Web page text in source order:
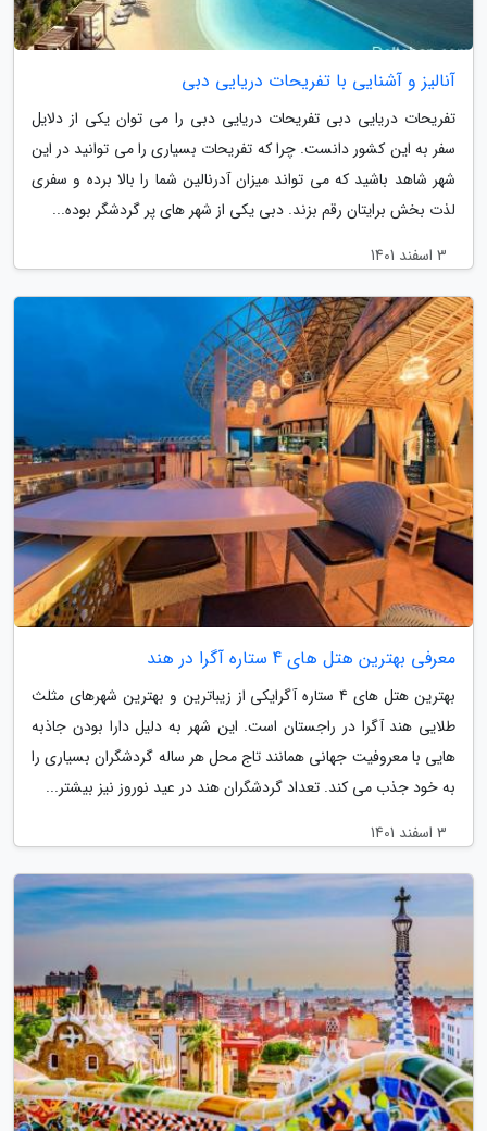
آنالیز و آشنایی با تفریحات دریایی دبی
تفریحات دریایی دبی تفریحات دریایی دبی را می توان یکی از دلایل
سفر به این کشور دانست. چرا که تفریحات بسیاری را می توانید در این
شهر شاهد باشید که می تواند میزان آدرنالین شما را بالا برده و سفری
لذت بخش برایتان رقم بزند. دبی یکی از شهر های پر گردشگر بوده...
3 اسفند 1401
معرفی بهترین هتل های 4 ستاره آگرا در هند
بهترین هتل های 4 ستاره آگرایکی از زیباترین و بهترین شهرهای مثلث
طلایی هند آگرا در راجستان است. این شهر به دلیل دارا بودن جاذبه
هایی با معروفیت جهانی همانند تاج محل هر ساله گردشگران بسیاری را
به خود جذب می کند. تعداد گردشگران هند در عید نوروز نیز بیشتر...
3 اسفند 1401